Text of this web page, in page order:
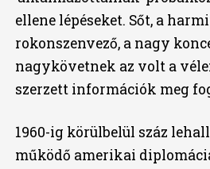
ellene lépéseket. Sőt, a
rokonszenvező, a nagy
nagykövetnek az volt a
szerzett információk meg
1960-ig körülbelül száz
működő amerikai